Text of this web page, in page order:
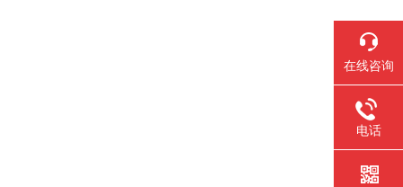
在线咨询
电话